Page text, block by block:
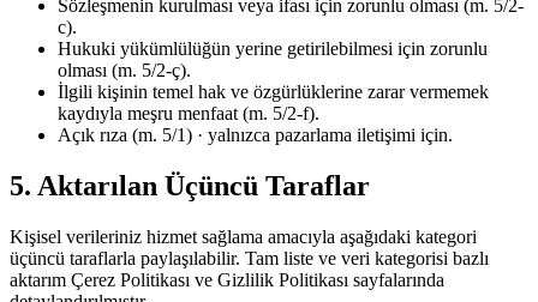
Sözleşmenin kurulması veya ifası için zorunlu olması (m. 5/2-
c).
Hukuki yükümlülüğün yerine getirilebilmesi için zorunlu
olması (m. 5/2-ç).
İlgili kişinin temel hak ve özgürlüklerine zarar vermemek
kaydıyla meşru menfaat (m. 5/2-f).
Açık rıza (m. 5/1) · yalnızca pazarlama iletişimi için.
5. Aktarılan Üçüncü Taraflar
Kişisel verileriniz hizmet sağlama amacıyla aşağıdaki kategori
üçüncü taraflarla paylaşılabilir. Tam liste ve veri kategorisi bazlı
aktarım Çerez Politikası ve Gizlilik Politikası sayfalarında